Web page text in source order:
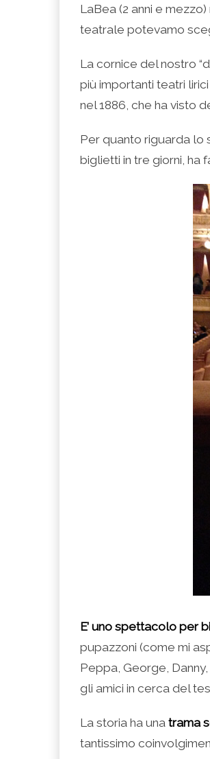
LaBea (2 anni e
teatrale potevamo
La cornice del nostro
più importanti teatri
nel 1886, che ha visto
Per quanto riguarda lo
biglietti in tre giorni, ha
E’ uno spettacolo per
pupazzoni (come mi
Peppa, George,
gli amici in cerca del
La storia ha una trama
tantissimo